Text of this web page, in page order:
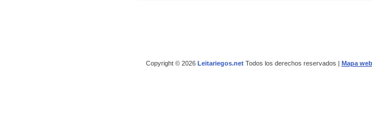
Copyright © 2026 Leitariegos.netTodos los derechos reservados | Mapa web